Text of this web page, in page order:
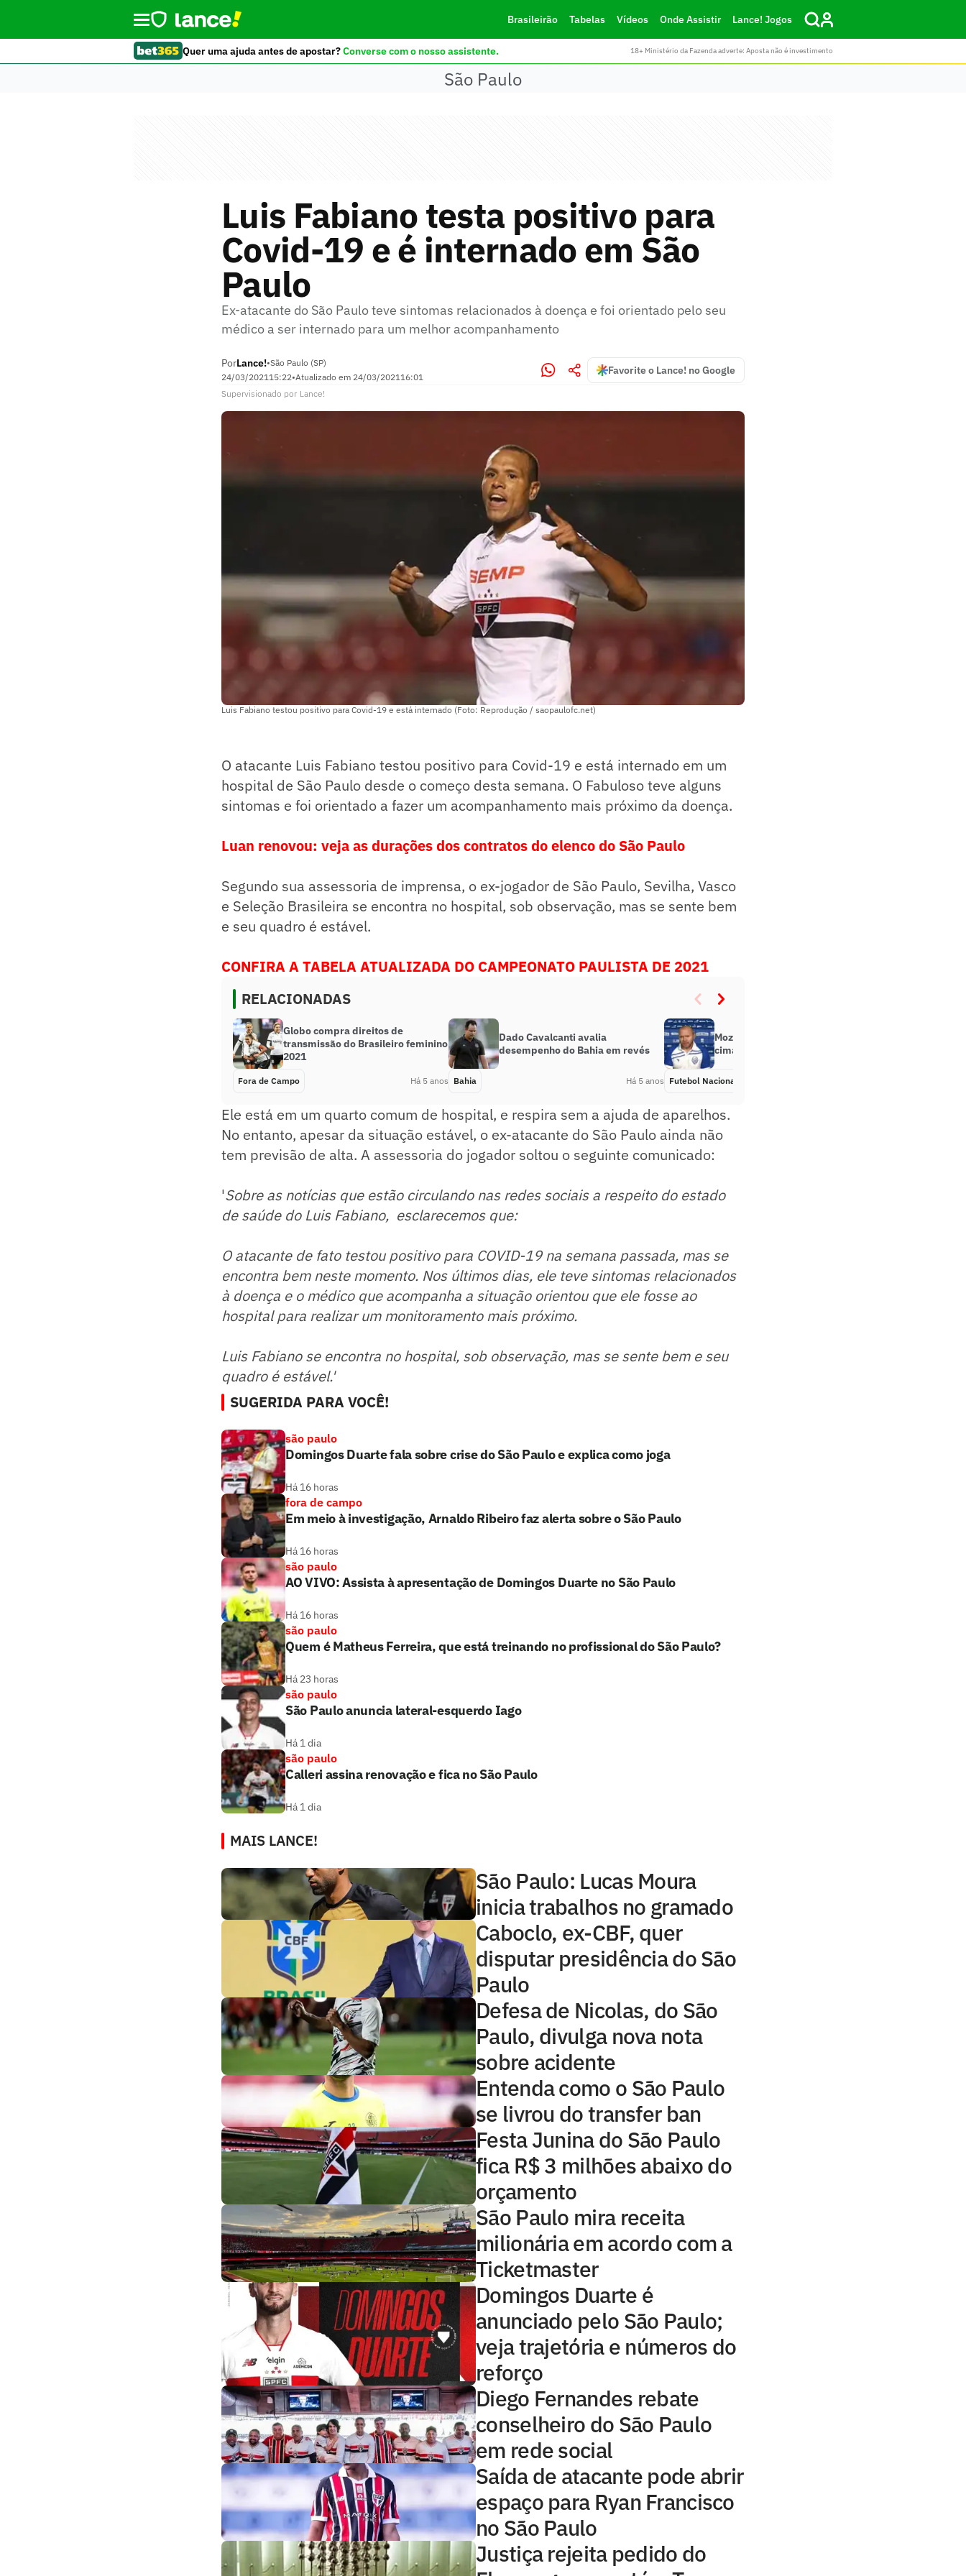
Brasileirão Tabelas Vídeos Onde Assistir Lance! Jogos
Quer uma ajuda antes de apostar?Converse com o nosso assistente. 18+ Ministério da Fazenda adverte: Aposta não é investimento
São Paulo
Luis Fabiano testa positivo para
Covid-19 e é internado em São
Paulo
Ex-atacante do São Paulo teve sintomas relacionados à doença e foi orientado pelo seu
médico a ser internado para um melhor acompanhamento
PorLance!•São Paulo (SP)
24/03/202115:22•Atualizado em 24/03/202116:01
Favorite o Lance! no Google
Supervisionado por Lance!
Luis Fabiano testou positivo para Covid-19 e está internado (Foto: Reprodução / saopaulofc.net)
O atacante Luis Fabiano testou positivo para Covid-19 e está internado em um
hospital de São Paulo desde o começo desta semana. O Fabuloso teve alguns
sintomas e foi orientado a fazer um acompanhamento mais próximo da doença.
Luan renovou: veja as durações dos contratos do elenco do São Paulo
Segundo sua assessoria de imprensa, o ex-jogador de São Paulo, Sevilha, Vasco
e Seleção Brasileira se encontra no hospital, sob observação, mas se sente bem
e seu quadro é estável.
CONFIRA A TABELA ATUALIZADA DO CAMPEONATO PAULISTA DE 2021
RELACIONADAS
Globo compra direitos de
transmissão do Brasileiro feminino
2021
Fora de Campo Há 5 anos
Dado Cavalcanti avalia
desempenho do Bahia em revés
Bahia Há 5 anos
Mozart exalta triunfo do CSA em
cima do Bahia
Futebol Nacional
Ele está em um quarto comum de hospital, e respira sem a ajuda de aparelhos.
No entanto, apesar da situação estável, o ex-atacante do São Paulo ainda não
tem previsão de alta. A assessoria do jogador soltou o seguinte comunicado:
'Sobre as notícias que estão circulando nas redes sociais a respeito do estado
de saúde do Luis Fabiano, esclarecemos que:
O atacante de fato testou positivo para COVID-19 na semana passada, mas se
encontra bem neste momento. Nos últimos dias, ele teve sintomas relacionados
à doença e o médico que acompanha a situação orientou que ele fosse ao
hospital para realizar um monitoramento mais próximo.
Luis Fabiano se encontra no hospital, sob observação, mas se sente bem e seu
quadro é estável.'
SUGERIDA PARA VOCÊ!
são paulo
Domingos Duarte fala sobre crise do São Paulo e explica como joga
Há 16 horas
fora de campo
Em meio à investigação, Arnaldo Ribeiro faz alerta sobre o São Paulo
Há 16 horas
são paulo
AO VIVO: Assista à apresentação de Domingos Duarte no São Paulo
Há 16 horas
são paulo
Quem é Matheus Ferreira, que está treinando no profissional do São Paulo?
Há 23 horas
são paulo
São Paulo anuncia lateral-esquerdo Iago
Há 1 dia
são paulo
Calleri assina renovação e fica no São Paulo
Há 1 dia
MAIS LANCE!
São Paulo: Lucas Moura
inicia trabalhos no gramado
Caboclo, ex-CBF, quer
disputar presidência do São
Paulo
Defesa de Nicolas, do São
Paulo, divulga nova nota
sobre acidente
Entenda como o São Paulo
se livrou do transfer ban
Festa Junina do São Paulo
fica R$ 3 milhões abaixo do
orçamento
São Paulo mira receita
milionária em acordo com a
Ticketmaster
Domingos Duarte é
anunciado pelo São Paulo;
veja trajetória e números do
reforço
Diego Fernandes rebate
conselheiro do São Paulo
em rede social
Saída de atacante pode abrir
espaço para Ryan Francisco
no São Paulo
Justiça rejeita pedido do